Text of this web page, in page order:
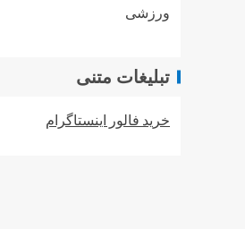
ورزشی
تبلیغات متنی
خرید فالور اینستاگرام